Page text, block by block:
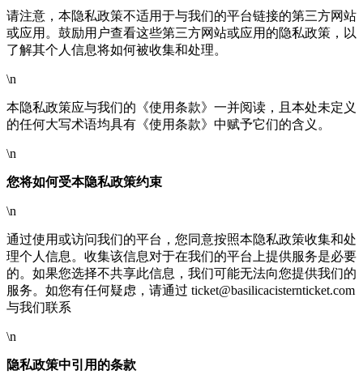
请注意，本隐私政策不适用于与我们的平台链接的第三方网站
或应用。鼓励用户查看这些第三方网站或应用的隐私政策，以
了解其个人信息将如何被收集和处理。
\n
本隐私政策应与我们的《使用条款》一并阅读，且本处未定义
的任何大写术语均具有《使用条款》中赋予它们的含义。
\n
您将如何受本隐私政策约束
\n
通过使用或访问我们的平台，您同意按照本隐私政策收集和处
理个人信息。收集该信息对于在我们的平台上提供服务是必要
的。如果您选择不共享此信息，我们可能无法向您提供我们的
服务。如您有任何疑虑，请通过 ticket@basilicacisternticket.com
与我们联系
\n
隐私政策中引用的条款